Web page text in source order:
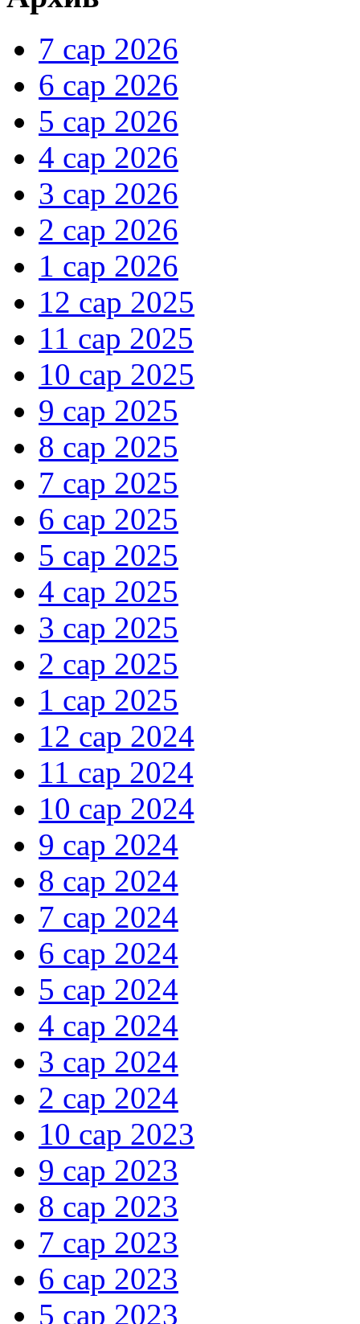
7 сар 2026
6 сар 2026
5 сар 2026
4 сар 2026
3 сар 2026
2 сар 2026
1 сар 2026
12 сар 2025
11 сар 2025
10 сар 2025
9 сар 2025
8 сар 2025
7 сар 2025
6 сар 2025
5 сар 2025
4 сар 2025
3 сар 2025
2 сар 2025
1 сар 2025
12 сар 2024
11 сар 2024
10 сар 2024
9 сар 2024
8 сар 2024
7 сар 2024
6 сар 2024
5 сар 2024
4 сар 2024
3 сар 2024
2 сар 2024
10 сар 2023
9 сар 2023
8 сар 2023
7 сар 2023
6 сар 2023
5 сар 2023